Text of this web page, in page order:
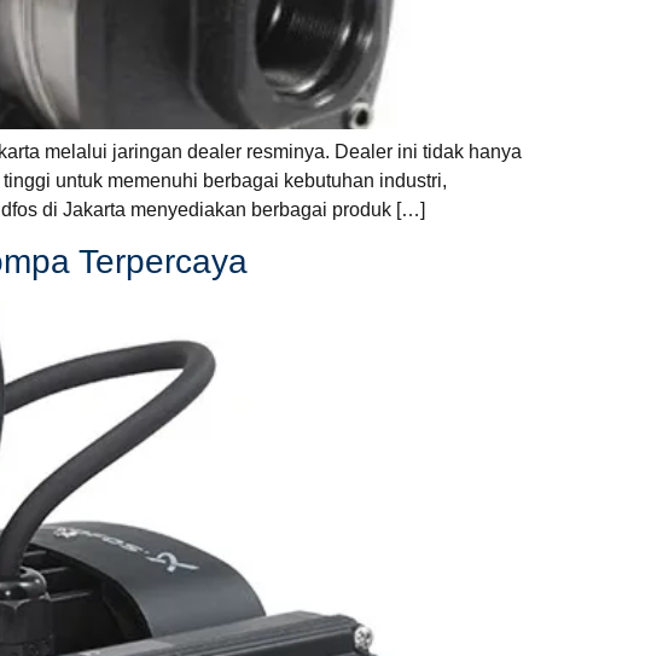
melalui jaringan dealer resminya. Dealer ini tidak hanya
untuk memenuhi berbagai kebutuhan industri,
di Jakarta menyediakan berbagai produk […]
Terpercaya